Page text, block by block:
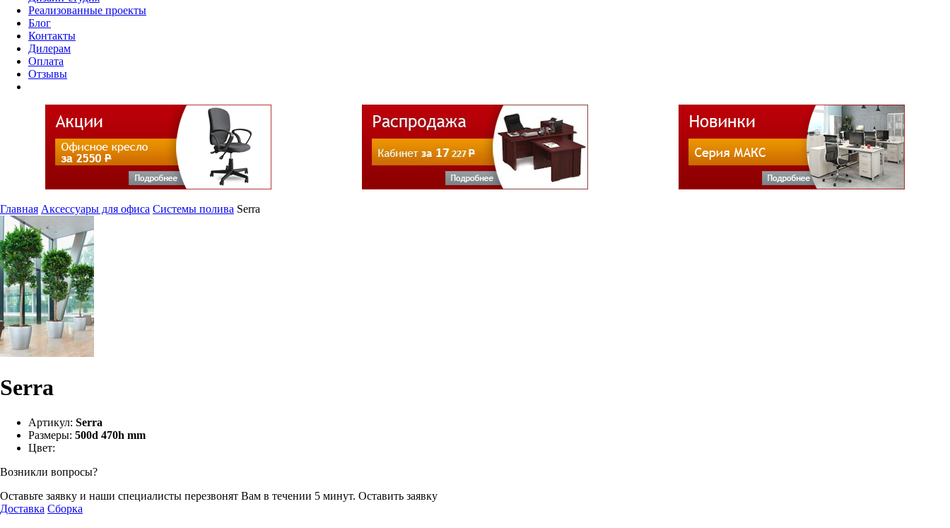
Реализованные проекты
Блог
Контакты
Дилерам
Оплата
Отзывы
Главная Аксессуары для офиса Системы полива Serra
Serra
Артикул: Serra
Размеры: 500d 470h mm
Цвет:
Возникли вопросы?
Оставьте заявку и наши специалисты перезвонят Вам в течении 5 минут. Оставить заявку
Доставка Сборка